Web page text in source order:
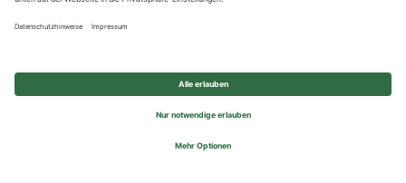
© 2026 REWE Group - All rights reserved